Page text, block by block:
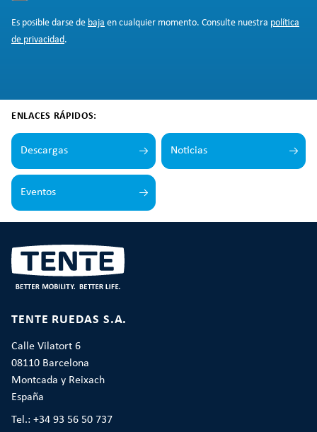
Es posible darse de baja en cualquier momento. Consulte nuestra política
de privacidad.
ENLACES RÁPIDOS:
Descargas Noticias
Eventos
TENTE RUEDAS S.A.
Calle Vilatort 6
08110 Barcelona
Montcada y Reixach
España
Tel.: +34 93 56 50 737